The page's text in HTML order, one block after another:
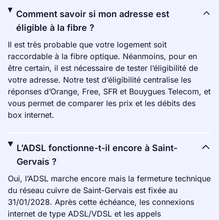
Comment savoir si mon adresse est
éligible à la fibre ?
Il est très probable que votre logement soit
raccordable à la fibre optique. Néanmoins, pour en
être certain, il est nécessaire de tester l’éligibilité de
votre adresse. Notre test d’éligibilité centralise les
réponses d’Orange, Free, SFR et Bouygues Telecom, et
vous permet de comparer les prix et les débits des
box internet.
L’ADSL fonctionne-t-il encore à Saint-
Gervais ?
Oui, l’ADSL marche encore mais la fermeture technique
du réseau cuivre de Saint-Gervais est fixée au
31/01/2028. Après cette échéance, les connexions
internet de type ADSL/VDSL et les appels